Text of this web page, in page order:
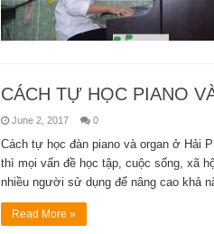
CÁCH TỰ HỌC PIANO
June 2, 2017 0
Cách tự học đàn piano và organ ở Hải
thì mọi vấn đề học tập, cuộc sống, xã
nhiều người sử dụng để nâng cao khả
Read More »